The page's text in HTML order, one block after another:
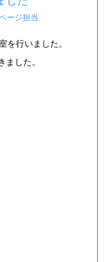
ージ担当
を行いました。
した。